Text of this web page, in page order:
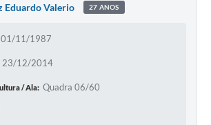
Eduardo Valerio 27 ANOS
01/11/1987
23/12/2014
/ Ala: Quadra 06/60